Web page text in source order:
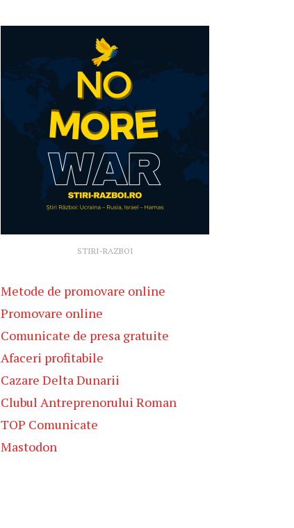
STIRI-RAZBOI
Metode de promovare online
Promovare online
Comunicate de presa gratuite
Afaceri profitabile
Cazare Delta Dunarii
Clubul Antreprenorului Roman
TOP Comunicate
Mastodon